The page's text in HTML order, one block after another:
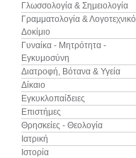
Γλωσσολογία & Σημειολογία
Γραμματολογία & Λογοτεχνικό
Δοκίμιο
Γυναίκα - Μητρότητα -
Εγκυμοσύνη
Διατροφή, Βότανα & Υγεία
Δίκαιο
Εγκυκλοπαίδειες
Επιστήμες
Θρησκείες - Θεολογία
Ιατρική
Ιστορία